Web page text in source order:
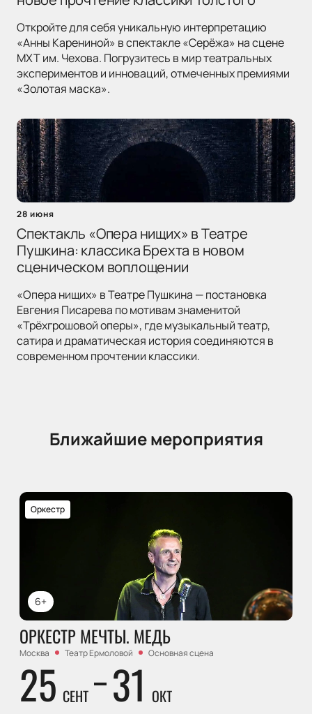
Откройте для себя уникальную интерпретацию
«Анны Карениной» в спектакле «Серёжа» на сцене
МХТ им. Чехова. Погрузитесь в мир театральных
экспериментов и инноваций, отмеченных премиями
«Золотая маска».
28 июня
Спектакль «Опера нищих» в Театре
Пушкина: классика Брехта в новом
сценическом воплощении
«Опера нищих» в Театре Пушкина — постановка
Евгения Писарева по мотивам знаменитой
«Трёхгрошовой оперы», где музыкальный театр,
сатира и драматическая история соединяются в
современном прочтении классики.
Ближайшие мероприятия
6+
Оркестр
ОРКЕСТР МЕЧТЫ. МЕДЬ
Москва Театр Ермоловой Основная сцена
25 СЕНТ 31 ОКТ